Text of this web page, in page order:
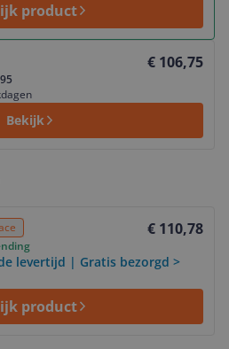
product
€ 106,75
Bekijk
€ 110,78
levertijd | Gratis bezorgd >
product